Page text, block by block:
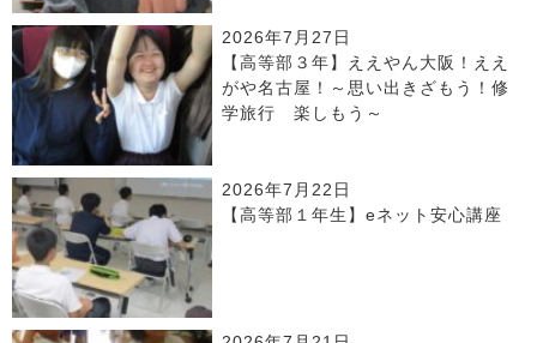
2026年7月27日
【高等部３年】ええやん大阪！ええ
がや名古屋！～思い出きざもう！修
学旅行 楽しもう～
2026年7月22日
【高等部１年生】eネット安心講座